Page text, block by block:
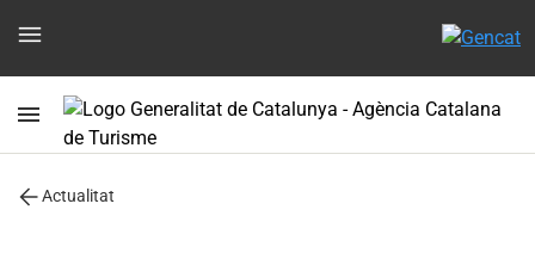
menu
menu
arrow_backActualitat